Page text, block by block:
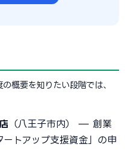
概要を知りたい段階では、
（八王子市内） — 創業
トアップ支援資金」の申